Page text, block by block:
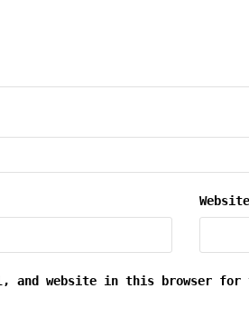
Website
and website in this browser for